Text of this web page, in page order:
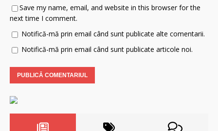
Save my name, email, and website in this browser for the
next time I comment.
Notifică-mă prin email când sunt publicate alte comentarii.
Notifică-mă prin email când sunt publicate articole noi.